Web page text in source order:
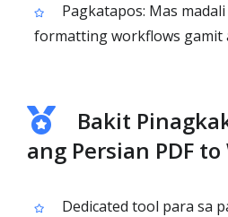
Pagkatapos: Mas
formatting workflows gamit
Bakit
ang Persian PDF to
Dedicated tool para sa